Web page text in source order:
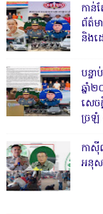
កាន់
ព័ត៌ម
និង
បន្ទ
ឆ្នាំ
សេច
ច្រឡំ
កាសុី
អនុស